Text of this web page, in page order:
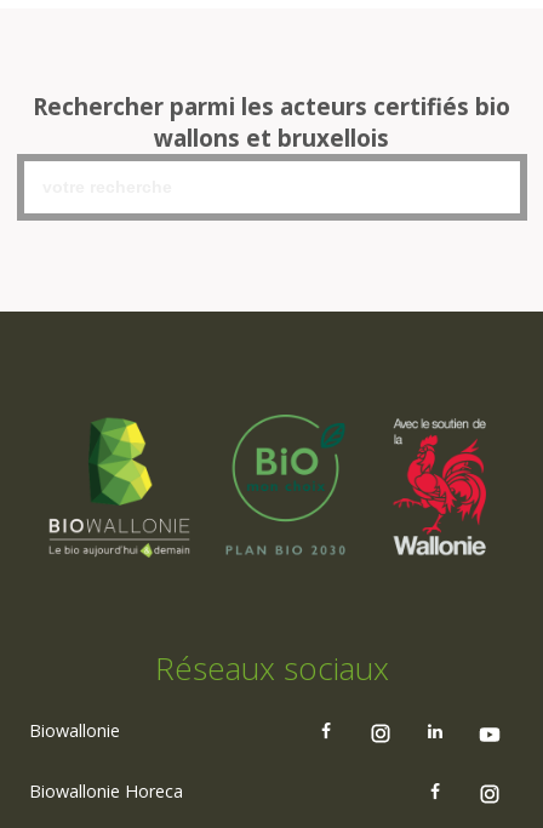
Rechercher parmi les acteurs certifiés bio
wallons et bruxellois
Réseaux sociaux
Biowallonie
Biowallonie Horeca